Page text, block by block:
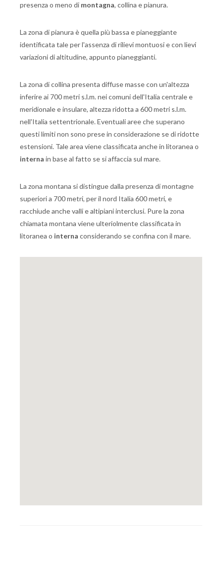
presenza o meno di montagna, collina e pianura.
La zona di pianura è quella più bassa e pianeggiante
identificata tale per l'assenza di rilievi montuosi e con lievi
variazioni di altitudine, appunto pianeggianti.
La zona di collina presenta diffuse masse con un'altezza
inferire ai 700 metri s.l.m. nei comuni dell'Italia centrale e
meridionale e insulare, altezza ridotta a 600 metri s.l.m.
nell'Italia settentrionale. Eventuali aree che superano
questi limiti non sono prese in considerazione se di ridotte
estensioni. Tale area viene classificata anche in litoranea o
interna in base al fatto se si affaccia sul mare.
La zona montana si distingue dalla presenza di montagne
superiori a 700 metri, per il nord Italia 600 metri, e
racchiude anche valli e altipiani interclusi. Pure la zona
chiamata montana viene ulteriolmente classificata in
litoranea o interna considerando se confina con il mare.